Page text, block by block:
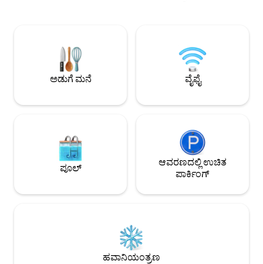
(ರೆಸ್ಟೋರೆಂಟ್‌ಗಳು, ಬಾರ್‌ಗಳು, ಬೇಕರಿಗಳು, ಇತ್ಯಾದಿ)
ಹತ್ತಿರದಲ್ಲಿರುವ ಈ ಮೃದು ಮತ್ತು ಸ್ನೇಹಶೀಲ ವಸತಿ
ಸೌಕರ್ಯವು ನಿಮ್ಮ ಎಲ್ಲಾ ನಿರೀಕ್ಷೆಗಳನ್ನು
ಸಂಪೂರ್ಣವಾಗಿ ಪೂರೈಸುತ್ತದೆ!
ಸೇಕ್ರೆಡ್ ಹಾರ್ಟ್,
ಮ್ಯೂಸಿಯಂ,
ಅಡುಗೆ ಮನೆ ವೈಫೈ
ಪೂಲ್
ಆವರಣದಲ್ಲಿ ಉಚಿತ
ಪಾರ್ಕಿಂಗ್
ಹವಾನಿಯಂತ್ರಣ